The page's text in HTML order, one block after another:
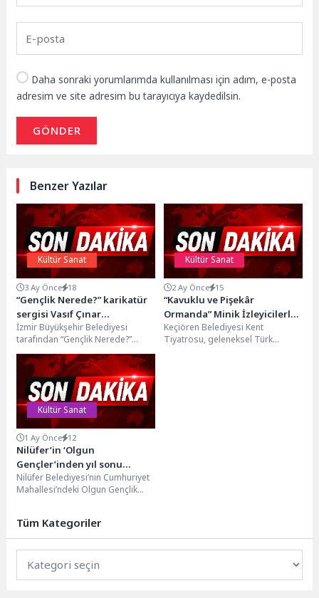
Daha sonraki yorumlarımda kullanılması için adım, e-posta
adresim ve site adresim bu tarayıcıya kaydedilsin.
GÖNDER
Benzer Yazılar
Kültür Sanat
3 Ay Önce 18
“Gençlik Nerede?” karikatür
sergisi Vasıf Çınar
Meydanı’nda
İzmir Büyükşehir Belediyesi
tarafından “Gençlik Nerede?”
adıyla düzenlenen ulusal karikatür
yarışması kapsamında hazırlanan
sergi, 29...
Kültür Sanat
2 Ay Önce 15
“Kavuklu ve Pişekâr
Ormanda” Minik İzleyicilerle
Buluştu
Keçiören Belediyesi Kent
Tiyatrosu, geleneksel Türk
Kültür Sanat
1 Ay Önce 12
Nilüfer’in ‘Olgun
Gençler’inden yıl sonu
sergisi
Nilüfer Belediyesi’nin Cumhuriyet
Mahallesi’ndeki Olgun Gençlik
Resim, çini,...
Tüm Kategoriler